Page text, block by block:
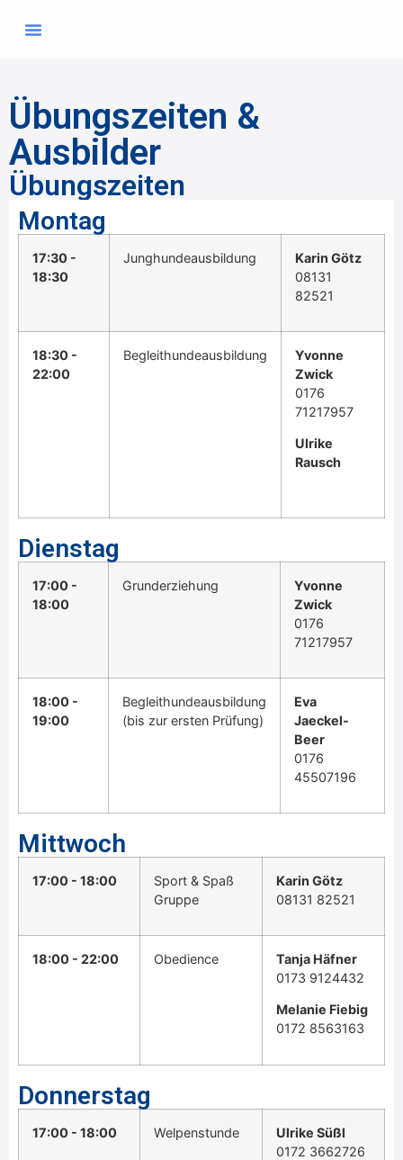
Übungszeiten &
Ausbilder
Übungszeiten
Montag
17:30 -
18:30
Junghundeausbildung
Karin Götz
08131
82521
18:30 -
22:00
Begleithundeausbildung
Yvonne
Zwick
0176
71217957
Ulrike
Rausch
Dienstag
17:00 -
18:00
Grunderziehung
Yvonne
Zwick
0176
71217957
18:00 -
19:00
Begleithundeausbildung
(bis zur ersten Prüfung)
Eva
Jaeckel-
Beer
0176
45507196
Mittwoch
17:00 - 18:00
Sport & Spaß
Gruppe
Karin Götz
08131 82521
18:00 - 22:00 Obedience
Tanja Häfner
0173 9124432
Melanie Fiebig
0172 8563163
Donnerstag
17:00 - 18:00 Welpenstunde
Ulrike Süßl
0172 3662726